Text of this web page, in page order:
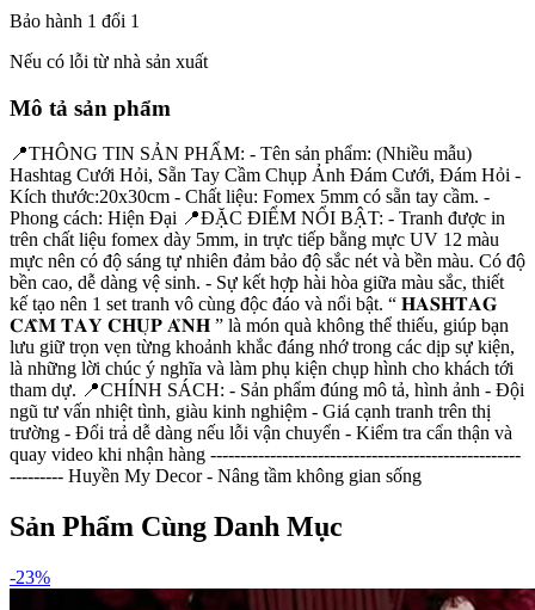
Bảo hành 1 đổi 1
Nếu có lỗi từ nhà sản xuất
Mô tả sản phẩm
📍THÔNG TIN SẢN PHẨM: - Tên sản phẩm: (Nhiều mẫu)
Hashtag Cưới Hỏi, Sẵn Tay Cầm Chụp Ảnh Đám Cưới, Đám Hỏi -
Kích thước:20x30cm - Chất liệu: Fomex 5mm có sẵn tay cầm. -
Phong cách: Hiện Đại 📍ĐẶC ĐIỂM NỔI BẬT: - Tranh được in
trên chất liệu fomex dày 5mm, in trực tiếp bằng mực UV 12 màu
mực nên có độ sáng tự nhiên đảm bảo độ sắc nét và bền màu. Có độ
bền cao, dễ dàng vệ sinh. - Sự kết hợp hài hòa giữa màu sắc, thiết
kế tạo nên 1 set tranh vô cùng độc đáo và nổi bật. “ 𝐇𝐀𝐒𝐇𝐓𝐀𝐆
𝐂𝐀̂̀𝐌 𝐓𝐀𝐘 𝐂𝐇𝐔̣𝐏 𝐀̉𝐍𝐇 ” là món quà không thể thiếu, giúp bạn
lưu giữ trọn vẹn từng khoảnh khắc đáng nhớ trong các dịp sự kiện,
là những lời chúc ý nghĩa và làm phụ kiện chụp hình cho khách tới
tham dự. 📍CHÍNH SÁCH: - Sản phẩm đúng mô tả, hình ảnh - Đội
ngũ tư vấn nhiệt tình, giàu kinh nghiệm - Giá cạnh tranh trên thị
trường - Đổi trả dễ dàng nếu lỗi vận chuyển - Kiểm tra cẩn thận và
quay video khi nhận hàng ----------------------------------------------------
--------- Huyền My Decor - Nâng tầm không gian sống
Sản Phẩm Cùng Danh Mục
-23%